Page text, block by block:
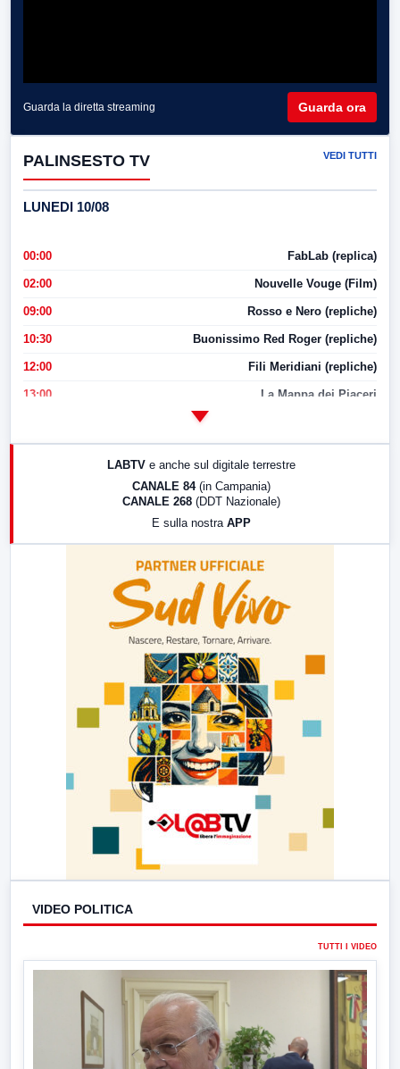
Guarda la diretta streaming Guarda ora
PALINSESTO TV VEDI TUTTI
LUNEDI 10/08
00:00 FabLab (replica)
02:00 Nouvelle Vouge (Film)
09:00 Rosso e Nero (repliche)
10:30 Buonissimo Red Roger (repliche)
12:00 Fili Meridiani (repliche)
13:00 La Mappa dei Piaceri
LABTV e anche sul digitale terrestre
CANALE 84 (in Campania)
CANALE 268 (DDT Nazionale)
E sulla nostra APP
VIDEO POLITICA
TUTTI I VIDEO